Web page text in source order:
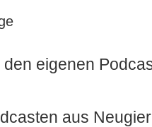
den eigenen
aus